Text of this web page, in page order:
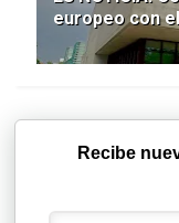
europeo con
Recibe